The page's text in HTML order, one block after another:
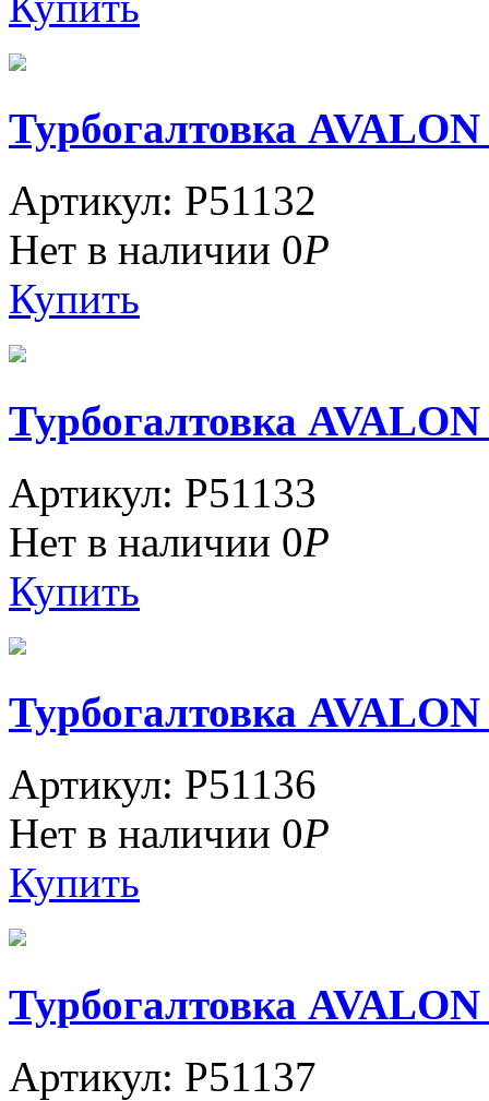
Турбогалтовка
Артикул: P51132
Нет в наличии 0Р
Купить
Турбогалтовка
Артикул: P51133
Нет в наличии 0Р
Купить
Турбогалтовка
Артикул: P51136
Нет в наличии 0Р
Купить
Турбогалтовка
Артикул: P51137